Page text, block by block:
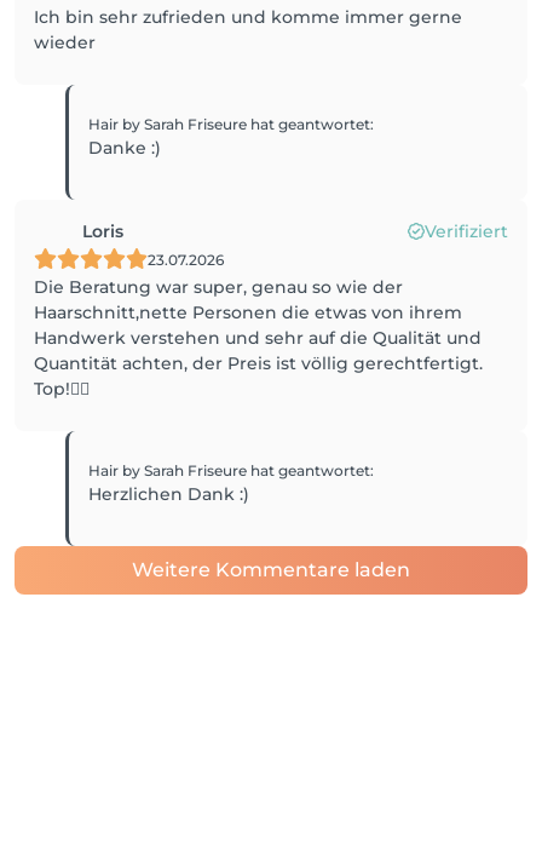
Ich bin sehr zufrieden und komme immer gerne
wieder
Hair by Sarah Friseure hat geantwortet:
Danke :)
Loris Verifiziert
23.07.2026
Die Beratung war super, genau so wie der
Haarschnitt,nette Personen die etwas von ihrem
Handwerk verstehen und sehr auf die Qualität und
Quantität achten, der Preis ist völlig gerechtfertigt.
Top!👍🏼
Hair by Sarah Friseure hat geantwortet:
Herzlichen Dank :)
Weitere Kommentare laden